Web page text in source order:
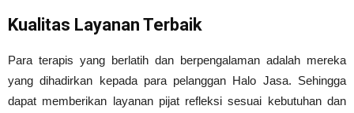
Kualitas Layanan Terbaik
Para terapis yang berlatih dan berpengalaman adalah mereka
yang dihadirkan kepada para pelanggan Halo Jasa. Sehingga
dapat memberikan layanan pijat refleksi sesuai kebutuhan dan